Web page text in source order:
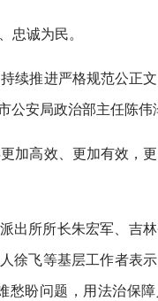
忠诚为民。
续推进严格规范公正
安局政治部主任陈伟
加高效、更加有效，
出所所长朱宏军、吉
徐飞等基层工作者表
愁盼问题，用法治保